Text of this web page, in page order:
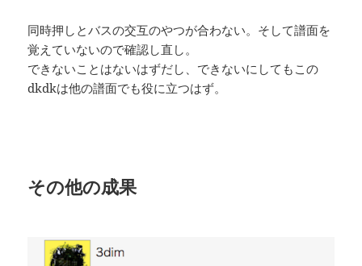
同時押しとバスの交互のやつが合わない。そして譜面を
覚えていないので確認し直し。
できないことはないはずだし、できないにしてもこの
dkdkは他の譜面でも役に立つはず。
その他の成果